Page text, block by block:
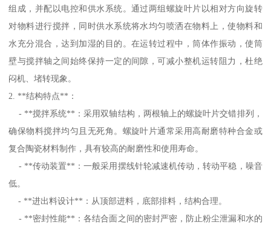
组成，并配以电控和供水系统。通过两组螺旋叶片以相对方向旋转
对物料进行搅拌，同时供水系统将水均匀喷洒在物料上，使物料和
水充分混合，达到加湿的目的。在运转过程中，筒体作振动，使筒
壁与搅拌轴之间始终保持一定的间隙，可减小整机运转阻力，杜绝
闷机、堵转现象。
2. **结构特点**：
- **搅拌系统**：采用双轴结构，两根轴上的螺旋叶片交错排列，
确保物料搅拌均匀且无死角。螺旋叶片通常采用高耐磨特种合金或
复合陶瓷材料制作，具有较高的耐磨性和使用寿命。
- **传动装置**：一般采用摆线针轮减速机传动，转动平稳，噪音
低。
- **进出料设计**：从顶部进料，底部排料，结构合理。
- **密封性能**：各结合面之间的密封严密，防止粉尘泄漏和水的